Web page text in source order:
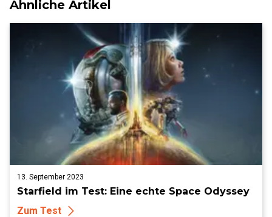
Ähnliche Artikel
13. September 2023
Starfield im Test: Eine echte Space Odyssey
Zum Test